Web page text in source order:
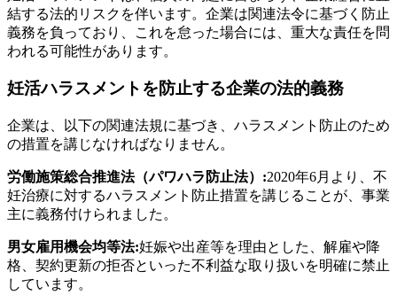
結する法的リスクを伴います。企業は関連法令に基づく防止
義務を負っており、これを怠った場合には、重大な責任を問
われる可能性があります。
妊活ハラスメントを防止する企業の法的義務
企業は、以下の関連法規に基づき、ハラスメント防止のため
の措置を講じなければなりません。
労働施策総合推進法（パワハラ防止法）:2020年6月より、不
妊治療に対するハラスメント防止措置を講じることが、事業
主に義務付けられました。
男女雇用機会均等法:妊娠や出産等を理由とした、解雇や降
格、契約更新の拒否といった不利益な取り扱いを明確に禁止
しています。